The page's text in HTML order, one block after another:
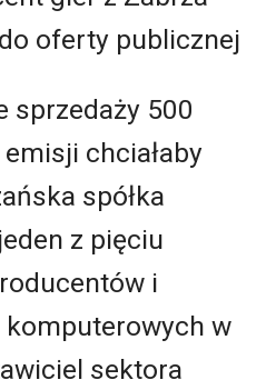
oferty publicznej
sprzedaży 500
chciałaby
spółka
z pięciu
i
w
sektora